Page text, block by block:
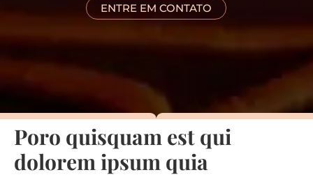
ENTRE EM CONTATO
Poro quisquam est qui
dolorem ipsum quia